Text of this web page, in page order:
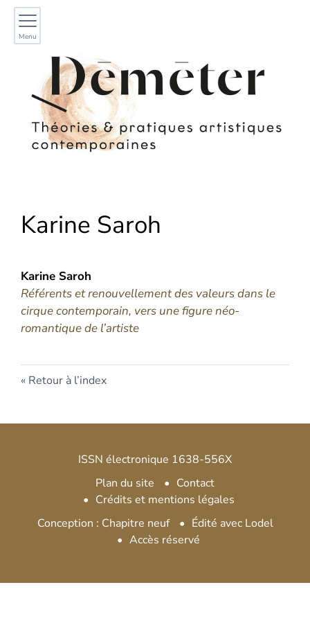
Menu
Karine Saroh
Karine Saroh
Référents et renouvellement des valeurs dans le
cirque contemporain, vers une figure néo-
romantique de l’artiste
Retour à l’index
ISSN électronique 1638-556X
Plan du site
Contact
Crédits et mentions légales
Conception : Chapitre neuf
Édité avec Lodel
Accès réservé